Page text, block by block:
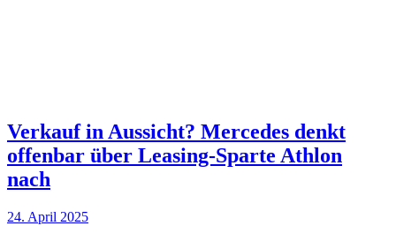
Verkauf in Aussicht? Mercedes denkt
offenbar über Leasing-Sparte Athlon
nach
24. April 2025